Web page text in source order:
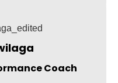
Coach